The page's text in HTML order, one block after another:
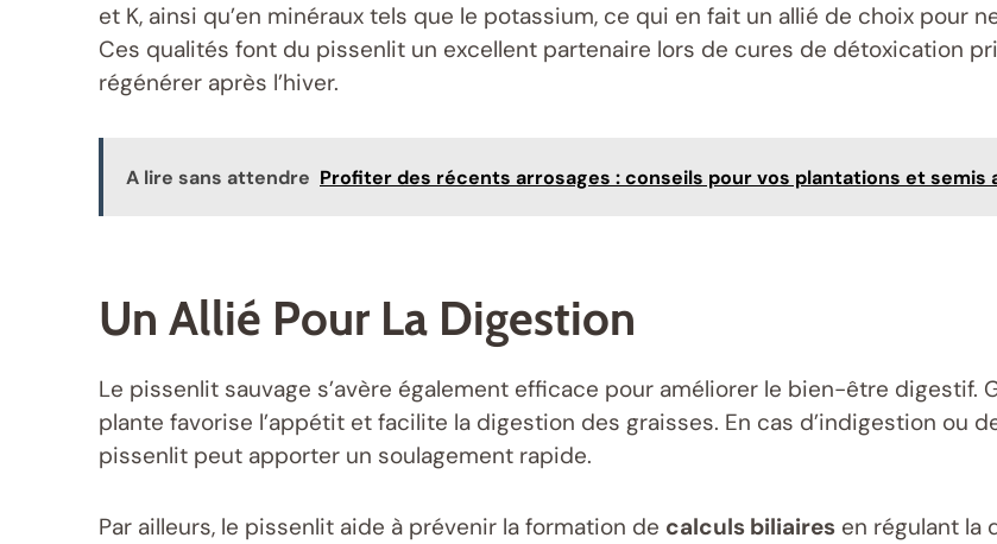
et K, ainsi qu’en minéraux tels que le potassium, ce qui en fait un allié de choix pour
Ces qualités font du pissenlit un excellent partenaire lors de cures de détoxication
régénérer après l’hiver.
A lire sans attendre Profiter des récents arrosages : conseils pour vos plantations et semis
Un Allié Pour La Digestion
Le pissenlit sauvage s’avère également efficace pour améliorer le bien-être digestif.
plante favorise l’appétit et facilite la digestion des graisses. En cas d’indigestion ou
pissenlit peut apporter un soulagement rapide.
Par ailleurs, le pissenlit aide à prévenir la formation de calculs biliaires en régulant la